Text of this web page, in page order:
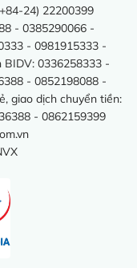
24) 22200399
- 0385290066 -
- 0981915333 -
0336258333 -
- 0852198088 -
giao dịch chuyển tiền:
- 0862159399